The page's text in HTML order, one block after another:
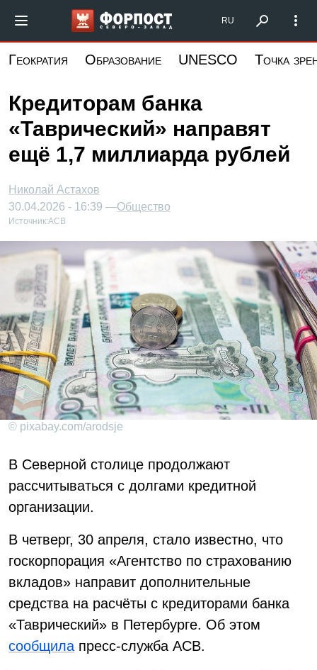
основному
Форпост Северо-Запад
RU
Геократия Образование UNESCO Точка
Кредиторам банка
«Таврический» направят
ещё 1,7 миллиарда рублей
Николай Астахов
30.04.2026 - 16:39 —Общество
Источник:АСВ
© pixabay.com/arodsje
В Северной столице продолжают
рассчитываться с долгами кредитной
организации.
В четверг, 30 апреля, стало известно, что
госкорпорация «Агентство по страхованию
вкладов» направит дополнительные
средства на расчёты с кредиторами банка
«Таврический» в Петербурге. Об этом
сообщила пресс-служба АСВ.